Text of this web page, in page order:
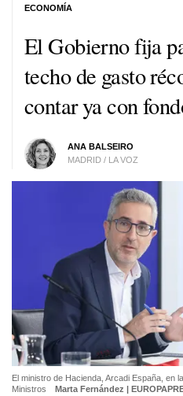
El Gobierno fija
techo de gasto
contar ya con
ANA BALSEIRO
MADRID / LA VOZ
ECONOMÍA
El ministro de Hacienda, Arcadi España, en
Ministros
Marta Fernández |